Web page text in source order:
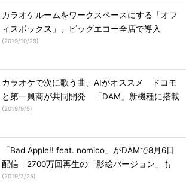
カラオケルームをワークスペースにする「オフ
ィスボックス」、ビッグエコー全店で導入
(2019/10/29)
カラオケで次に歌う曲、AIがオススメ ドコモ
と第一興商が共同開発 「DAM」新機種に搭載
(2019/9/5)
「Bad Apple!! feat. nomico」がDAMで8月6日
配信 2700万回再生の「影絵バージョン」も
(2019/7/25)